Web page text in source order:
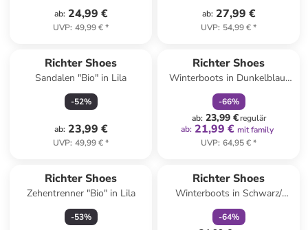
ab: 24,99 €
UVP: 49,99 €*
ab: 27,99 €
UVP: 54,99 €*
Richter Shoes
Sandalen "Bio" in Lila
-52%
ab: 23,99 €
UVP: 49,99 €*
Richter Shoes
Winterboots in Dunkelblau/
Lila
-66%
ab: 23,99 €regulär
ab: 21,99 € mit family
UVP: 64,95 €*
Richter Shoes
Zehentrenner "Bio" in Lila
-53%
Richter Shoes
Winterboots in Schwarz/
Orange
-64%